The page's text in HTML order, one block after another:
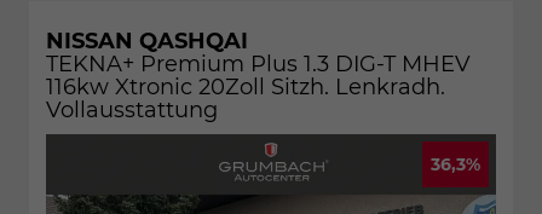
NISSAN QASHQAI
TEKNA+ Premium Plus 1.3 DIG-T MHEV
116kw Xtronic 20Zoll Sitzh. Lenkradh.
Vollausstattung
36,3%